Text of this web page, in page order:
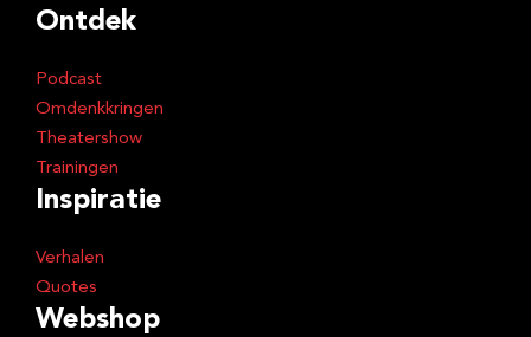
Ontdek
Podcast
Omdenkkringen
Theatershow
Trainingen
Inspiratie
Verhalen
Quotes
Webshop